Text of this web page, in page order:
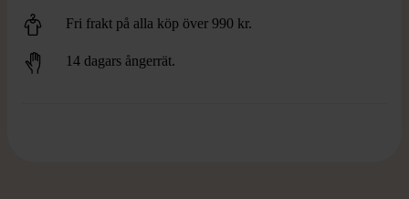
Fri frakt på alla köp över 990 kr.
14 dagars ångerrät.